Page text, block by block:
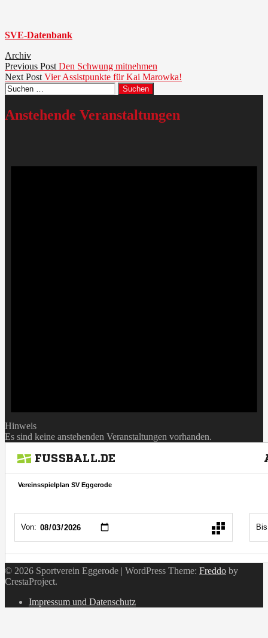
SVE-Datenbank
Archiv
Beitragsnavigation
Previous Post Previous
post:
Den Schwung mitnehmen
Next Post Next
post:
Vier Assistpunkte für Kai Marowka!
Suchen
nach:
Anstehende Veranstaltungen
Hinweis
Es sind keine anstehenden Veranstaltungen vorhanden.
© 2026 Sportverein Eggerode | WordPress Theme: Freddo by
CrestaProject.
Impressum und Datenschutz